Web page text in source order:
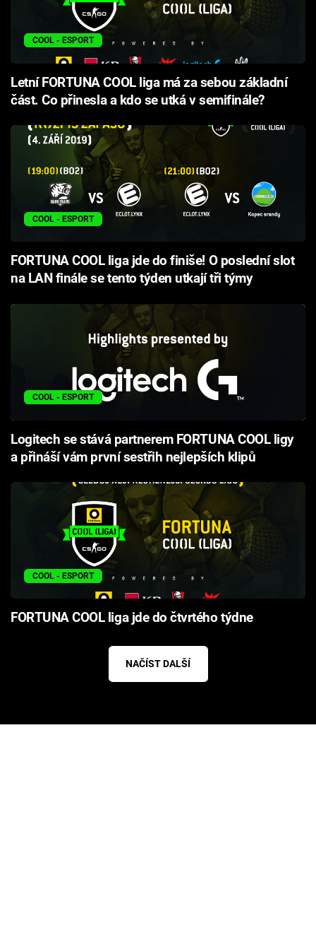
COOL - ESPORT
Letní FORTUNA COOL liga má za sebou základní
část. Co přinesla a kdo se utká v semifinále?
COOL - ESPORT
FORTUNA COOL liga jde do finiše! O poslední slot
na LAN finále se tento týden utkají tři týmy
COOL - ESPORT
Logitech se stává partnerem FORTUNA COOL ligy
a přináší vám první sestřih nejlepších klipů
COOL - ESPORT
FORTUNA COOL liga jde do čtvrtého týdne
NAČÍST DALŠÍ